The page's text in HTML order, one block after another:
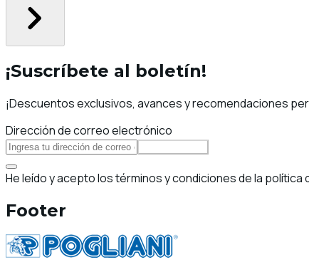
¡Suscríbete al boletín!
¡Descuentos exclusivos, avances y recomendaciones
Dirección de correo electrónico
He leído y acepto los términos y condiciones de la política
Footer